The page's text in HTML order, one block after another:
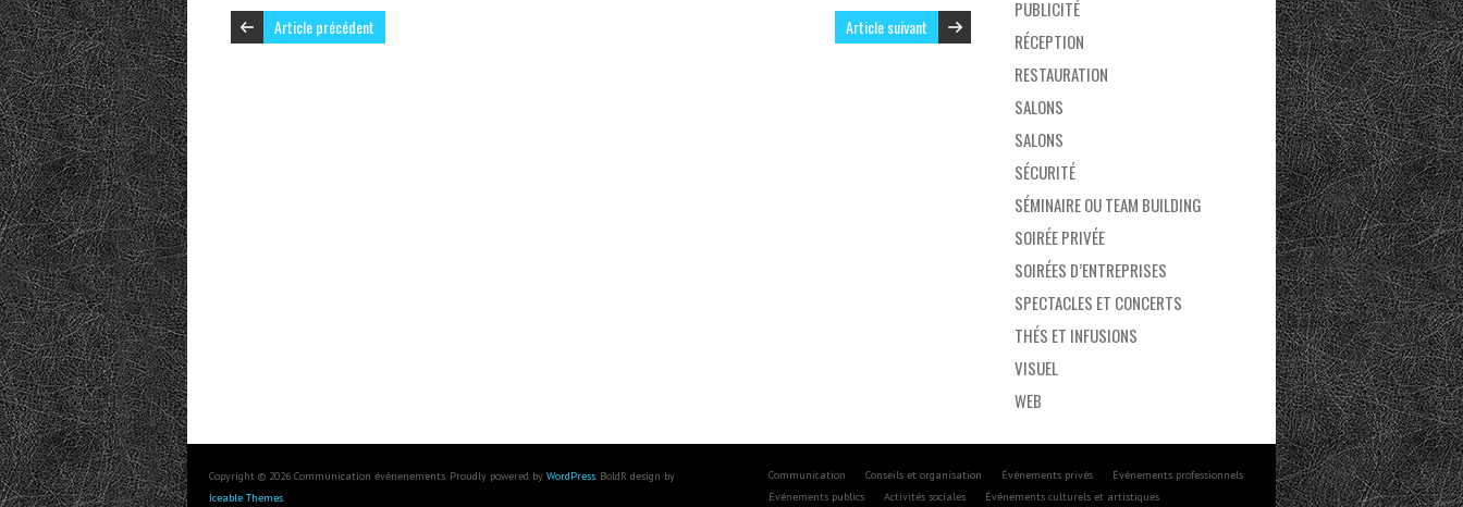
Article précédent Article suivant
PUBLICITÉ
RÉCEPTION
RESTAURATION
SALONS
SALONS
SÉCURITÉ
SÉMINAIRE OU TEAM BUILDING
SOIRÉE PRIVÉE
SOIRÉES D’ENTREPRISES
SPECTACLES ET CONCERTS
THÉS ET INFUSIONS
VISUEL
WEB
Copyright © 2026 Communication évènenements. Proudly powered by WordPress. BoldR design by
Iceable Themes.
Communication Conseils et organisation Événements privés
Événements professionnels
Événements publics
Activités sociales Événements culturels et artistiques